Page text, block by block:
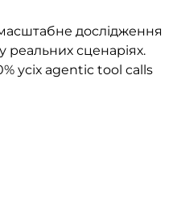
дослідження
реальних сценаріях.
усіх agentic tool calls